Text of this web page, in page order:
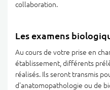
collaboration.
Les examens
Au cours de votre prise en
établissement, différents
réalisés. Ils seront transmis
d'anatomopathologie ou de